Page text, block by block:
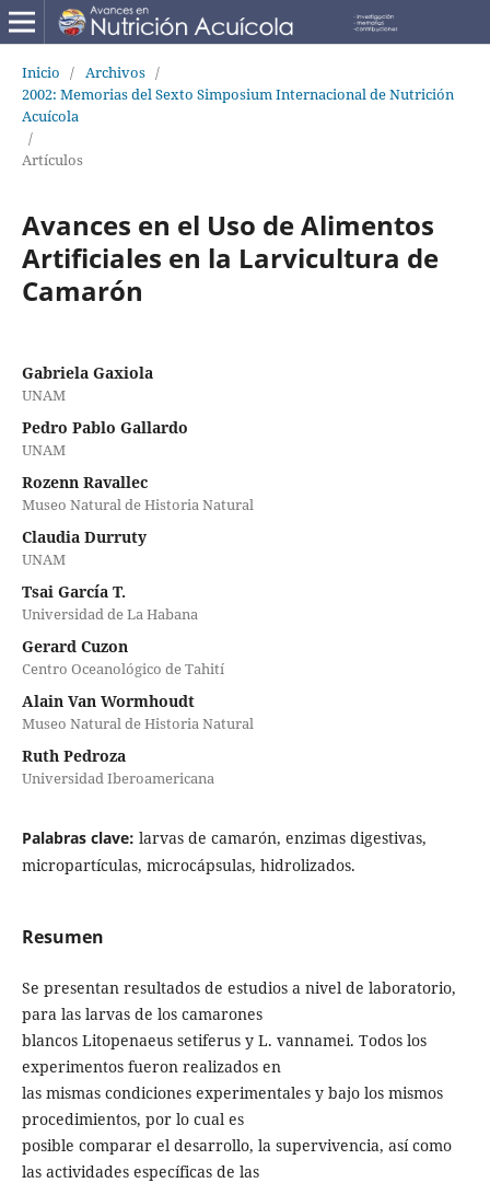
Inicio / Archivos /
2002: Memorias del Sexto Simposium Internacional de Nutrición
Acuícola
/
Artículos
Avances en el Uso de Alimentos
Artificiales en la Larvicultura de
Camarón
Gabriela Gaxiola
UNAM
Pedro Pablo Gallardo
UNAM
Rozenn Ravallec
Museo Natural de Historia Natural
Claudia Durruty
UNAM
Tsai García T.
Universidad de La Habana
Gerard Cuzon
Centro Oceanológico de Tahití
Alain Van Wormhoudt
Museo Natural de Historia Natural
Ruth Pedroza
Universidad Iberoamericana
Palabras clave: larvas de camarón, enzimas digestivas,
micropartículas, microcápsulas, hidrolizados.
Resumen
Se presentan resultados de estudios a nivel de laboratorio,
para las larvas de los camarones
blancos Litopenaeus setiferus y L. vannamei. Todos los
experimentos fueron realizados en
las mismas condiciones experimentales y bajo los mismos
procedimientos, por lo cual es
posible comparar el desarrollo, la supervivencia, así como
las actividades específicas de las